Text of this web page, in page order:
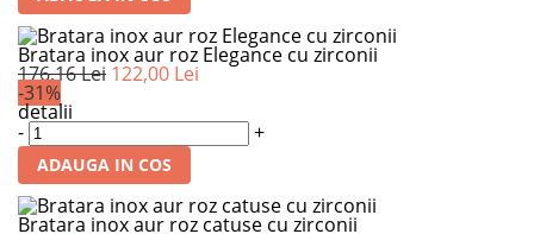
Bratara inox aur roz Elegance cu zirconii
176,16 Lei 122,00 Lei
-31%
detalii
- +
ADAUGA IN COS
Bratara inox aur roz catuse cu zirconii